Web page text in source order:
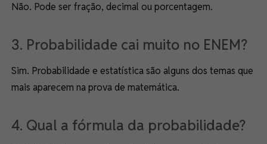
Não. Pode ser fração, decimal ou porcentagem.
3. Probabilidade cai muito no ENEM?
Sim. Probabilidade e estatística são alguns dos temas que
mais aparecem na prova de matemática.
4. Qual a fórmula da probabilidade?